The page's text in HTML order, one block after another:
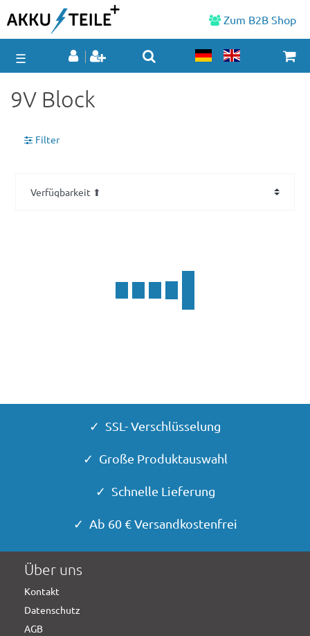
Zum B2B Shop
☰
9V Block
Filter
✓ SSL- Verschlüsselung
✓ Große Produktauswahl
✓ Schnelle Lieferung
✓ Ab 60 € Versandkostenfrei
Über uns
Kontakt
Datenschutz
AGB